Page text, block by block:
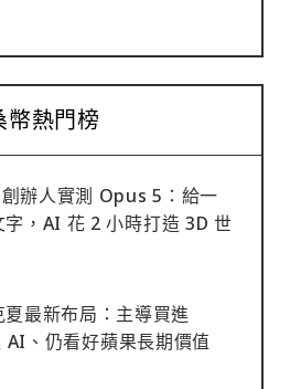
幣熱門榜
辦人實測 Opus 5：給一
，AI 花 2 小時打造 3D 世
夏最新布局：主導買進
、仍看好蘋果長期價值